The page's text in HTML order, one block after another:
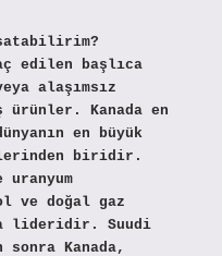
satabilirim?
edilen başlıca
alaşımsız
ürünler. Kanada en
en büyük
biridir.
uranyum
ve doğal gaz
lideridir. Suudi
sonra Kanada,